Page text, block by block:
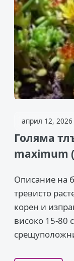
април 12, 2026
Голяма
maximum
Описание на
тревисто
корен и
високо 15-80